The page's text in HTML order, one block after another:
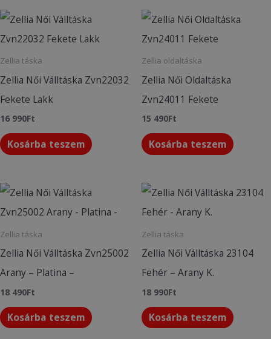
Zellia táska
Zellia Női Válltáska Zvn22032
Fekete Lakk
16 990Ft
Kosárba teszem
Zellia oldaltáska
Zellia Női Oldaltáska
Zvn24011 Fekete
15 490Ft
Kosárba teszem
Zellia táska
Zellia Női Válltáska Zvn25002
Arany – Platina –
18 490Ft
Kosárba teszem
Zellia táska
Zellia Női Válltáska 23104
Fehér – Arany K.
18 990Ft
Kosárba teszem